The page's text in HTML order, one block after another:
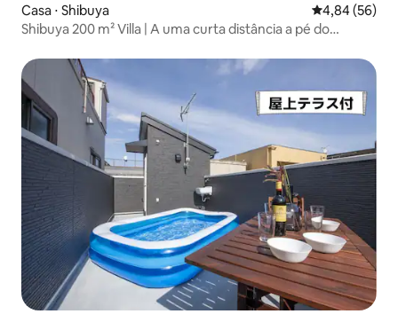
Casa ⋅ Shibuya 4,84 de uma
4,84 (56)
Shibuya 200 m² Villa | A uma curta distância a pé do
Estacionamento disponível